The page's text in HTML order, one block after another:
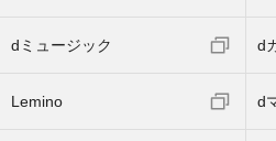
dミュージック d
Lemino d